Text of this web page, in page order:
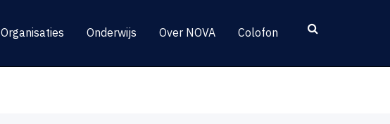
Organisaties Onderwijs Over NOVA Colofon